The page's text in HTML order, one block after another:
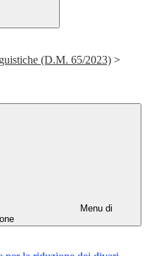
(D.M. 65/2023) >
Menu di